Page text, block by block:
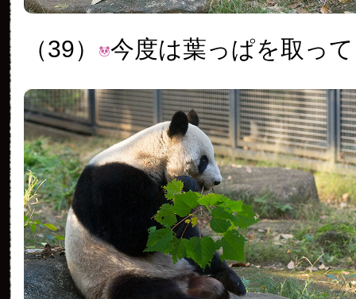
（39） 今度は葉っぱを取っ